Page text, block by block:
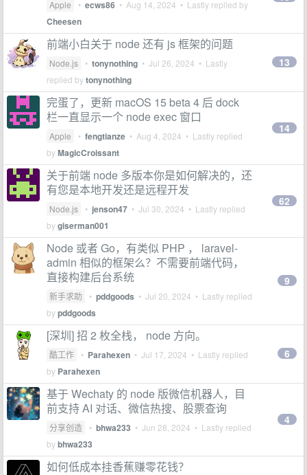
Apple • ecws86 • Aug 14, 2024 • Lastly replied by
Cheesen
前端小白关于 node 还有 js 框架的问题
Node.js • tonynothing • Jul 26, 2024 • Lastly
replied bytonynothing
13
完蛋了，更新 macOS 15 beta 4 后 dock
栏一直显示一个 node exec 窗口
Apple • fengtianze • Aug 4, 2024 • Lastly replied
byMagicCroissant
14
关于前端 node 多版本你是如何解决的，还
有您是本地开发还是远程开发
Node.js • jenson47 • Jul 30, 2024 • Lastly replied
bygiserman001
62
Node 或者 Go，有类似 PHP ， laravel-
admin 相似的框架么？不需要前端代码，
直接构建后台系统
新手求助 • pddgoods • Jul 20, 2024 • Lastly replied
bypddgoods
9
[深圳] 招 2 枚全栈， node 方向。
酷工作 • Parahexen • Jul 17, 2024 • Lastly replied
by Parahexen
6
基于 Wechaty 的 node 版微信机器人，目
前支持 AI 对话、微信热搜、股票查询
分享创造 • bhwa233 • Jun 28, 2024 • Lastly replied
bybhwa233
4
如何低成本挂香蕉赚零花钱？